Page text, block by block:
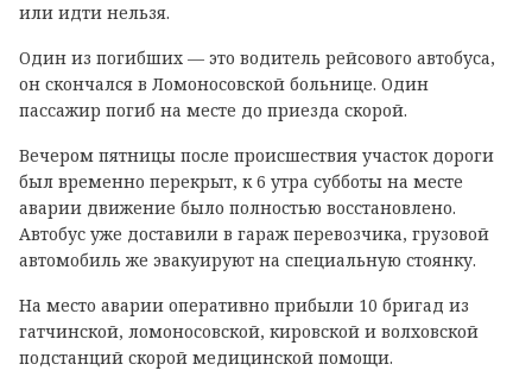
или идти нельзя.
Один из погибших — это водитель рейсового автобуса,
он скончался в Ломоносовской больнице. Один
пассажир погиб на месте до приезда скорой.
Вечером пятницы после происшествия участок дороги
был временно перекрыт, к 6 утра субботы на месте
аварии движение было полностью восстановлено.
Автобус уже доставили в гараж перевозчика, грузовой
автомобиль же эвакуируют на специальную стоянку.
На место аварии оперативно прибыли 10 бригад из
гатчинской, ломоносовской, кировской и волховской
подстанций скорой медицинской помощи.